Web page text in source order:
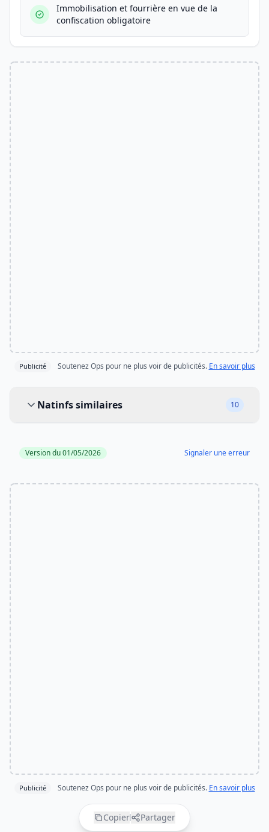
Immobilisation et fourrière en vue de la
confiscation obligatoire
Publicité Soutenez Ops pour ne plus voir de publicités. En savoir plus
Natinfs similaires
10
Version du 01/05/2026 Signaler une erreur
Publicité Soutenez Ops pour ne plus voir de publicités. En savoir plus
Copier Partager